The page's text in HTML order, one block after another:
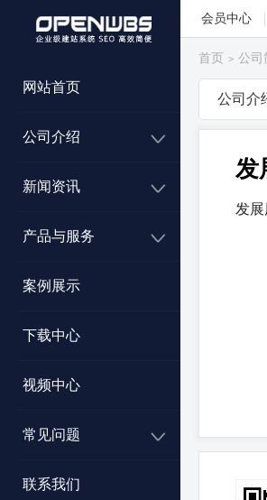
会员中心
网站首页
公司介绍
新闻资讯
产品与服务
案例展示
下载中心
视频中心
常见问题
联系我们
首页 > 公司
公司介
发
发